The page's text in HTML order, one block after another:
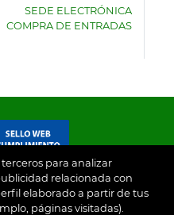
para analizar
relacionada con
elaborado a partir de tus
páginas visitadas).
SEDE ELECTRÓNICA
COMPRA DE ENTRADAS